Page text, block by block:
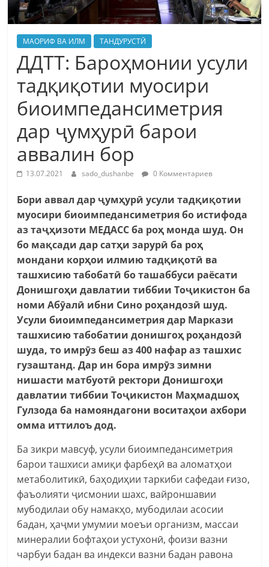
МАОРИФ ВА ИЛМ ТАНДУРУСТӢ
ДДТТ: Бароҳмонии усули
тадқиқотии муосири
биоимпедансиметрия
дар ҷумҳурӣ барои
аввалин бор
13.07.2021 sado_dushanbe 0 Комментариев
Бори аввал дар ҷумҳурӣ усули тадқиқотии
муосири биоимпедансиметрия бо истифода
аз таҷҳизоти МЕДАСС ба роҳ монда шуд. Он
бо мақсади дар сатҳи зарурӣ ба роҳ
мондани корҳои илмию тадқиқотӣ ва
ташхисию табобатӣ бо ташаббуси раёсати
Донишгоҳи давлатии тиббии Тоҷикистон ба
номи Абӯалӣ ибни Сино роҳандозӣ шуд.
Усули биоимпедансиметрия дар Маркази
ташхисию табобатии донишгоҳ роҳандозӣ
шуда, то имрӯз беш аз 400 нафар аз ташхис
гузаштанд. Дар ин бора имрӯз зимни
нишасти матбуотӣ ректори Донишгоҳи
давлатии тиббии Тоҷикистон Маҳмадшоҳ
Гулзода ба намояндагони воситаҳои ахбори
омма иттилоъ дод.
Ба зикри мавсуф, усули биоимпедансиметрия
барои ташхиси амиқи фарбеҳӣ ва аломатҳои
метаболитикӣ, баҳодиҳии таркиби сафедаи ғизо,
фаъолияти ҷисмонии шахс, вайроншавии
мубодилаи обу намакҳо, мубодилаи асосии
бадан, ҳаҷми умумии моеъи организм, массаи
минералии бофтаҳои устухонӣ, фоизи вазни
чарбуи бадан ва индекси вазни бадан равона